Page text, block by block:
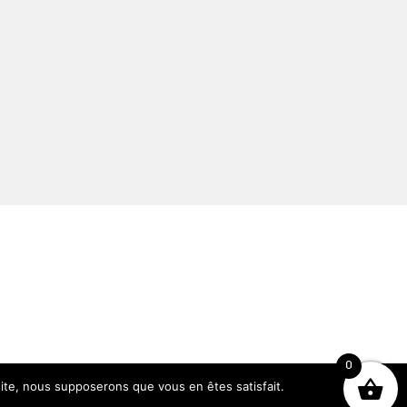
0
nous supposerons que vous en êtes satisfait.